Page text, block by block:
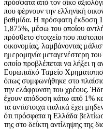
πρόσφατα από τον οίκο
που φέρνουν την ελληνική
βαθμίδα. Η πρόσφατη έκδοση
1,875%, μέσω του οποίου
πρόσθετο στοιχείο που
οικονομίας, λαμβάνοντας
ημερομηνία μεταγενέστερη
οποίο προβλέπεται να λήξει
Ευρωπαϊκό Ταμείο
όπως συμφωνήθηκε στο
την ελάφρυνση του χρέους.
έχουν απόδοση κάτω από 1%
τα αντίστοιχα ιταλικά έχει
ότι πρόσφατα η Ελλάδα
της στο δείκτη αντίληψης της